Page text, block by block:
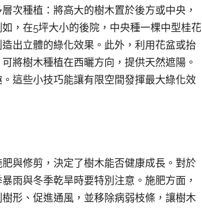
次種植：將高大的樹木置於後方或中央，
，在5坪大小的後院，中央種一棵中型桂花
出立體的綠化效果。此外，利用花盆或抬
將樹木種植在西曬方向，提供天然遮陽。
這些小技巧能讓有限空間發揮最大綠化效
與修剪，決定了樹木能否健康成長。對於
雨與冬季乾旱時要特別注意。施肥方面，
形、促進通風，並移除病弱枝條，讓樹木